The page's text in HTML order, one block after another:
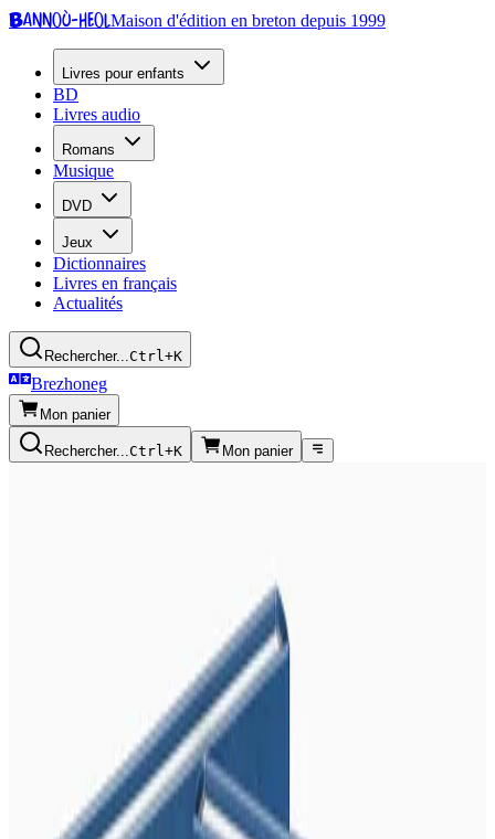
Bannoù-heolMaison d'édition en breton depuis 1999
Livres pour enfants
BD
Livres audio
Romans
Musique
DVD
Jeux
Dictionnaires
Livres en français
Actualités
Rechercher...Ctrl+K
Brezhoneg
Mon panier
Rechercher...Ctrl+K Mon panier